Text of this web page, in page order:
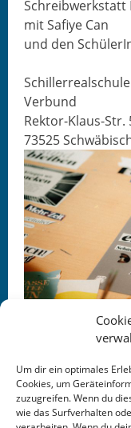
Um dir ein optimales
Cookies, um
zuzugreifen. Wenn du
wie das Surfverhalten
Schreib­w­erk­statt
mit Safiye Can
und den
Verbund
Rek­tor-Klaus-Str.
73525
This entry was